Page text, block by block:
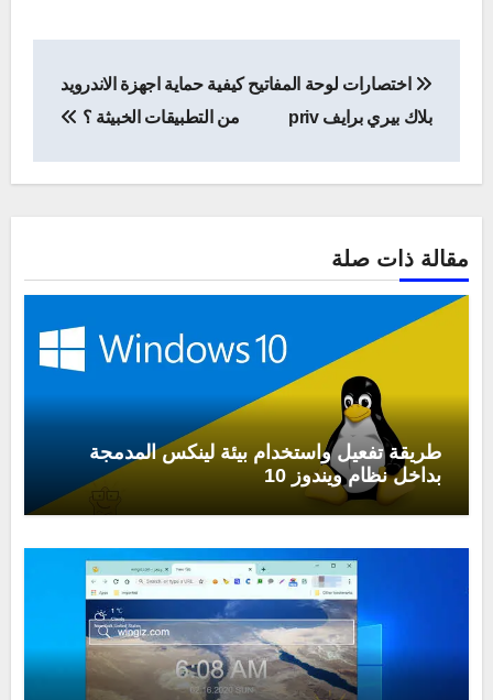
المقالات
اختصارات لوحة المفاتيح
بلاك بيري برايف priv
كيفية حماية اجهزة الاندرويد
من التطبيقات الخبيثة ؟
مقالة ذات صلة
طريقة تفعيل واستخدام بيئة لينكس المدمجة
بداخل نظام ويندوز 10